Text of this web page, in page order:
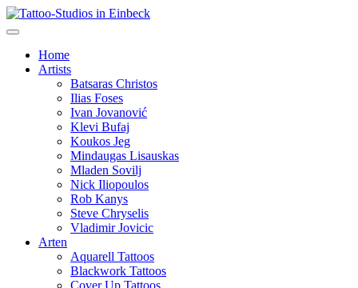
Home
Artists
Batsaras Christos
Ilias Foses
Ivan Jovanović
Klevi Bufaj
Koukos Jeg
Mindaugas Lisauskas
Mladen Sovilj
Nick Iliopoulos
Rob Kanys
Steve Chryselis
Vladimir Jovicic
Arten
Aquarell Tattoos
Blackwork Tattoos
Cover Up Tattoos